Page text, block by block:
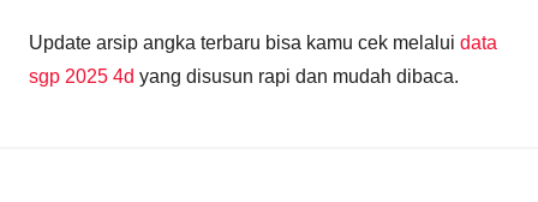
Update arsip angka terbaru bisa kamu cek melalui data
sgp 2025 4d yang disusun rapi dan mudah dibaca.